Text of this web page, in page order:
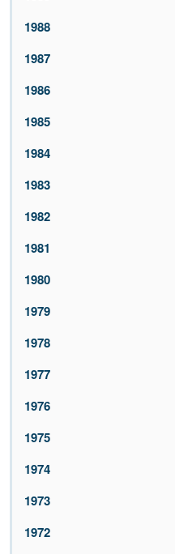
1988
1987
1986
1985
1984
1983
1982
1981
1980
1979
1978
1977
1976
1975
1974
1973
1972